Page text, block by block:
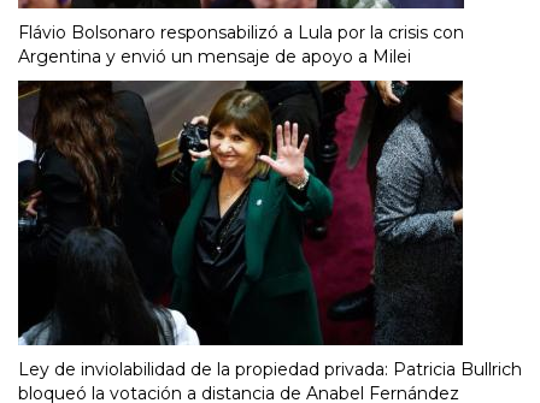
Flávio Bolsonaro responsabilizó a Lula por la crisis con
Argentina y envió un mensaje de apoyo a Milei
Ley de inviolabilidad de la propiedad privada: Patricia Bullrich
bloqueó la votación a distancia de Anabel Fernández